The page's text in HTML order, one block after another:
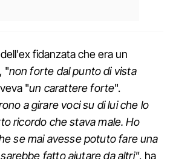
fidanzata che era un
"non forte dal punto di vista
"un carattere forte".
a girare voci su di lui che lo
ricordo che stava male. Ho
se mai avesse potuto fare una
fatto aiutare da altri", ha